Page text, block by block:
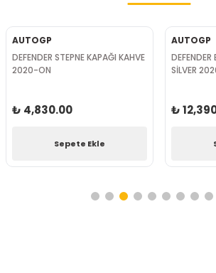
AUTOGP
DEFENDER STEPNE KAPAĞI KAHVE
2020-ON
₺ 4,830.00
Sepete Ekle
AUTOGP
SİLVER
₺